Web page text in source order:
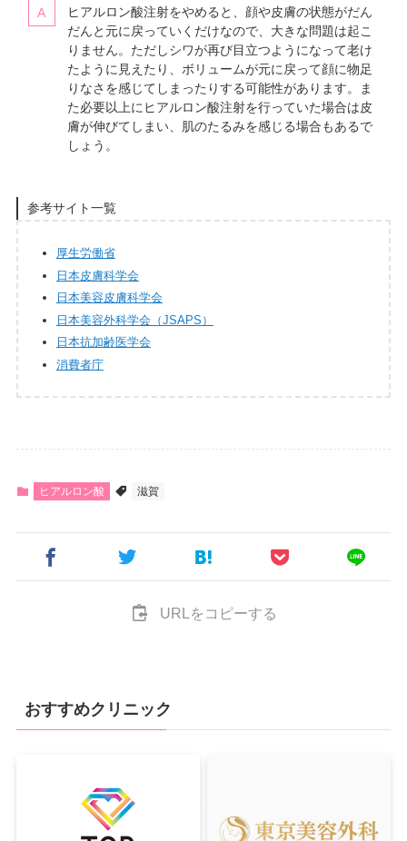
ヒアルロン酸注射をやめると、顔や皮膚の状態がだん
だんと元に戻っていくだけなので、大きな問題は起こ
りません。ただしシワが再び目立つようになって老け
たように見えたり、ボリュームが元に戻って顔に物足
りなさを感じてしまったりする可能性があります。ま
た必要以上にヒアルロン酸注射を行っていた場合は皮
膚が伸びてしまい、肌のたるみを感じる場合もあるで
しょう。
参考サイト一覧
厚生労働省
日本皮膚科学会
日本美容皮膚科学会
日本美容外科学会（JSAPS）
日本抗加齢医学会
消費者庁
ヒアルロン酸 滋賀
URLをコピーする
おすすめクリニック